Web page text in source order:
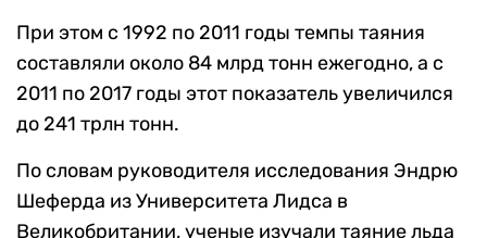
При этом с 1992 по 2011 годы темпы таяния
составляли около 84 млрд тонн ежегодно, а с
2011 по 2017 годы этот показатель увеличился
до 241 трлн тонн.
По словам руководителя исследования Эндрю
Шеферда из Университета Лидса в
Великобритании, ученые изучали таяние льда